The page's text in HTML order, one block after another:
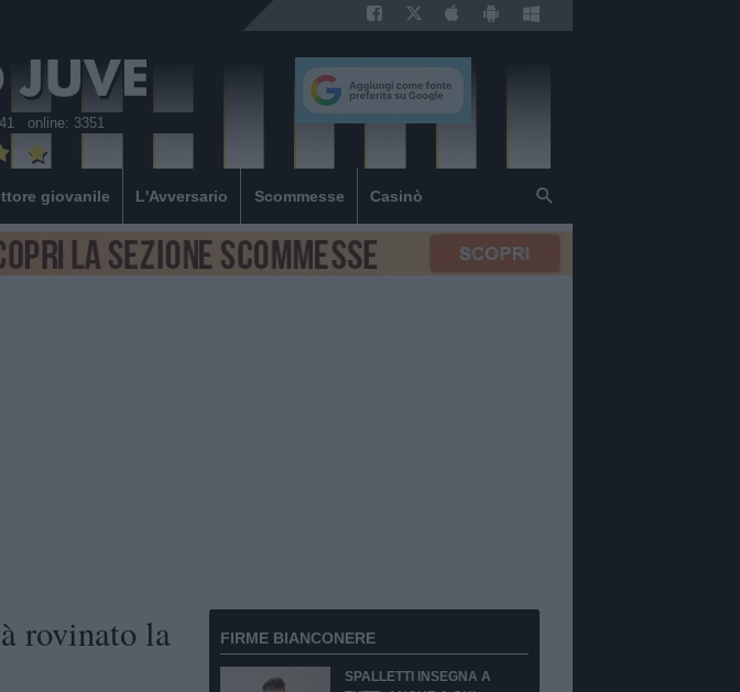
online: 3351
giovanile L'Avversario Scommesse Casinò
rovinato la
FIRME BIANCONERE
SPALLETTI INSEGNA A